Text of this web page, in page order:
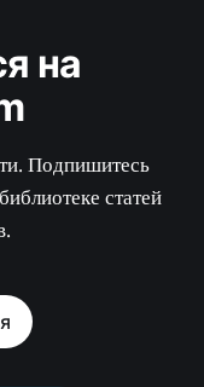
на
Подпишитесь
статей